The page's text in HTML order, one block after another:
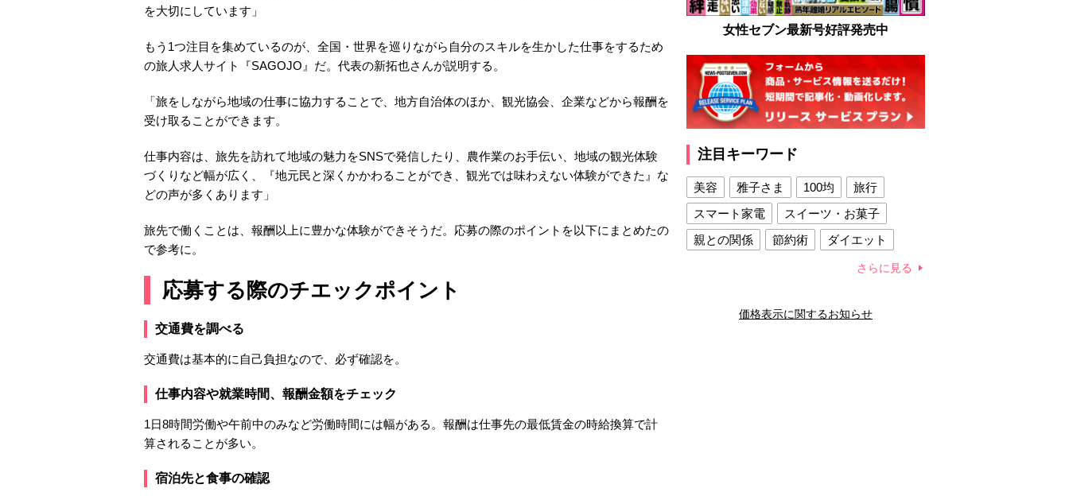
を大切にしています」
もう1つ注目を集めているのが、全国・世界を巡りながら自分のスキルを生かした仕事をするため
の旅人求人サイト『SAGOJO』だ。代表の新拓也さんが説明する。
「旅をしながら地域の仕事に協力することで、地方自治体のほか、観光協会、企業などから報酬を
受け取ることができます。
仕事内容は、旅先を訪れて地域の魅力をSNSで発信したり、農作業のお手伝い、地域の観光体験
づくりなど幅が広く、『地元民と深くかかわることができ、観光では味わえない体験ができた』な
どの声が多くあります」
旅先で働くことは、報酬以上に豊かな体験ができそうだ。応募の際のポイントを以下にまとめたの
で参考に。
応募する際のチエックポイント
交通費を調べる
交通費は基本的に自己負担なので、必ず確認を。
仕事内容や就業時間、報酬金額をチェック
1日8時間労働や午前中のみなど労働時間には幅がある。報酬は仕事先の最低賃金の時給換算で計
算されることが多い。
宿泊先と食事の確認
女性セブン最新号好評発売中
注目キーワード
美容 雅子さま 100均
旅行
スマート家電
スイーツ・お菓子
親との関係
節約術
ダイエット
夫との関係
新津春子 どか食い
さらに見る
価格表示に関するお知らせ